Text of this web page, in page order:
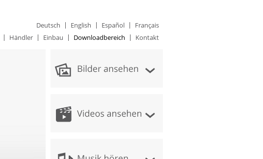
Deutsch English Español
Français
Händler Einbau Downloadbereich Kontakt